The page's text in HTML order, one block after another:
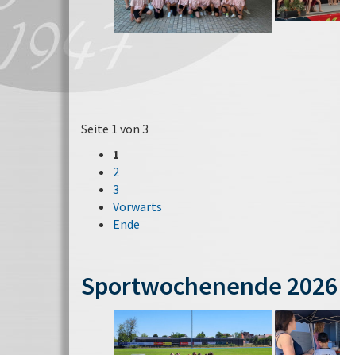
Seite 1 von 3
1
2
3
Vorwärts
Ende
Sportwochenende 2026